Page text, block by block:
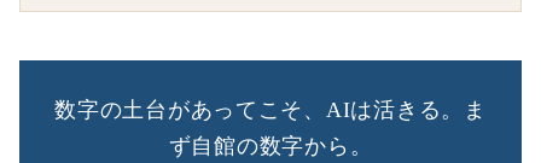
数字の土台があってこそ、AIは活きる。ま
ず自館の数字から。